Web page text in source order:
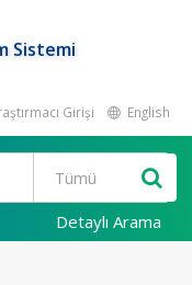
Sistemi
Girişi English
Detaylı Arama